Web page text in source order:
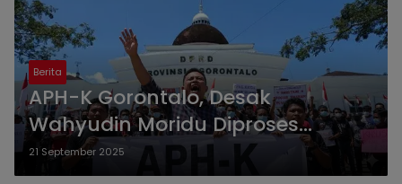
Berita
APH-K Gorontalo, Desak
Wahyudin Moridu Diproses
Hukum
21 September 2025